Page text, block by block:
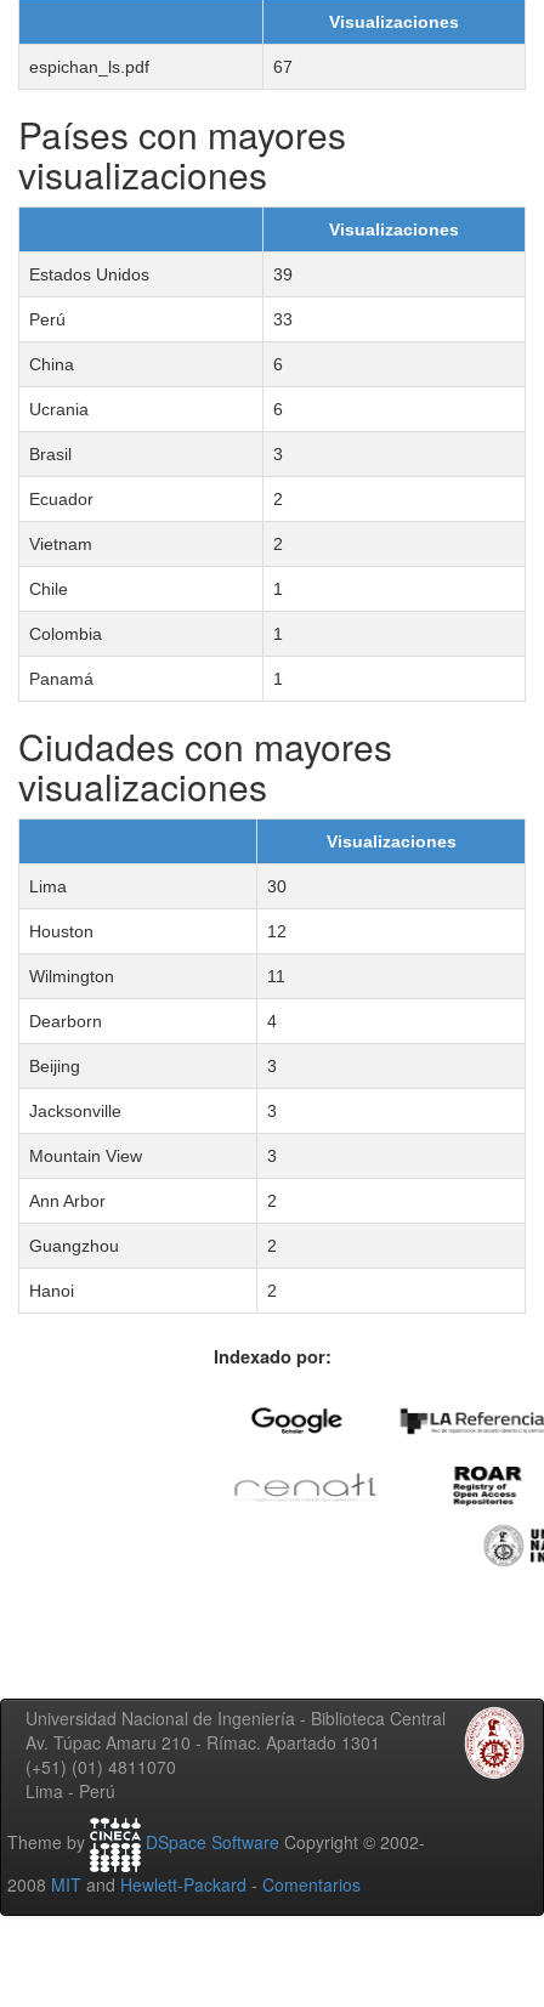
Visualizaciones
espichan_ls.pdf 67
Países con mayores
visualizaciones
Visualizaciones
Estados Unidos 39
Perú 33
China 6
Ucrania 6
Brasil 3
Ecuador 2
Vietnam 2
Chile 1
Colombia 1
Panamá 1
Ciudades con mayores
visualizaciones
Visualizaciones
Lima 30
Houston 12
Wilmington 11
Dearborn 4
Beijing 3
Jacksonville 3
Mountain View 3
Ann Arbor 2
Guangzhou 2
Hanoi 2
Indexado por:
Universidad Nacional de Ingeniería - Biblioteca Central
Av. Túpac Amaru 210 - Rímac. Apartado 1301
(+51) (01) 4811070
Lima - Perú
Theme by DSpace Software Copyright © 2002-
2008 MIT and Hewlett-Packard - Comentarios